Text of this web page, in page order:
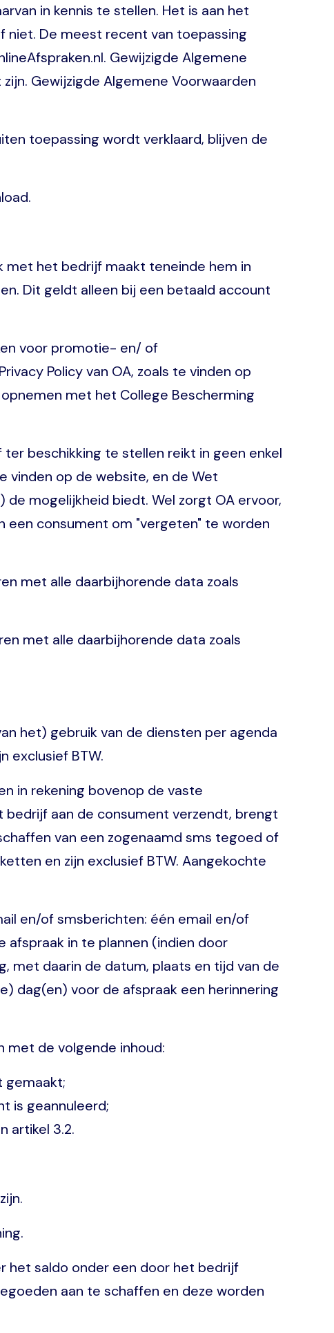
in kennis te stellen. Het is aan het
De meest recent van toepassing
Gewijzigde Algemene
Gewijzigde Algemene Voorwaarden
toepassing wordt verklaard, blijven de
met het bedrijf maakt teneinde hem in
Dit geldt alleen bij een betaald account
voor promotie- en/ of
Policy van OA, zoals te vinden op
met het College Bescherming
beschikking te stellen reikt in geen enkel
vinden op de website, en de Wet
mogelijkheid biedt. Wel zorgt OA ervoor,
een consument om "vergeten" te worden
met alle daarbijhorende data zoals
met alle daarbijhorende data zoals
het) gebruik van de diensten per agenda
exclusief BTW.
in rekening bovenop de vaste
aan de consument verzendt, brengt
van een zogenaamd sms tegoed of
en zijn exclusief BTW. Aangekochte
en/of smsberichten: één email en/of
in te plannen (indien door
met daarin de datum, plaats en tijd van de
dag(en) voor de afspraak een herinnering
met de volgende inhoud:
gemaakt;
is geannuleerd;
artikel 3.2.
het saldo onder een door het bedrijf
aan te schaffen en deze worden